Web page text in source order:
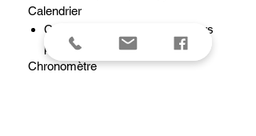
Calendrier
Calendrier automatique (28 jours
pour février)
Chronomètre